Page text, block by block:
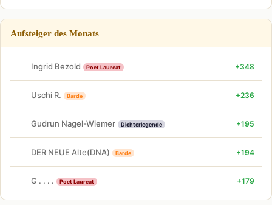
Aufsteiger des Monats
Ingrid Bezold Poet Laureat +348
Uschi R. Barde +236
Gudrun Nagel-Wiemer Dichterlegende +195
DER NEUE Alte(DNA) Barde +194
G . . . . Poet Laureat +179